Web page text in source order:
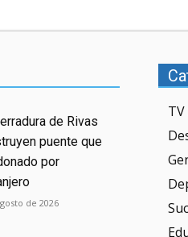
de Rivas
puente que
por
de 2026